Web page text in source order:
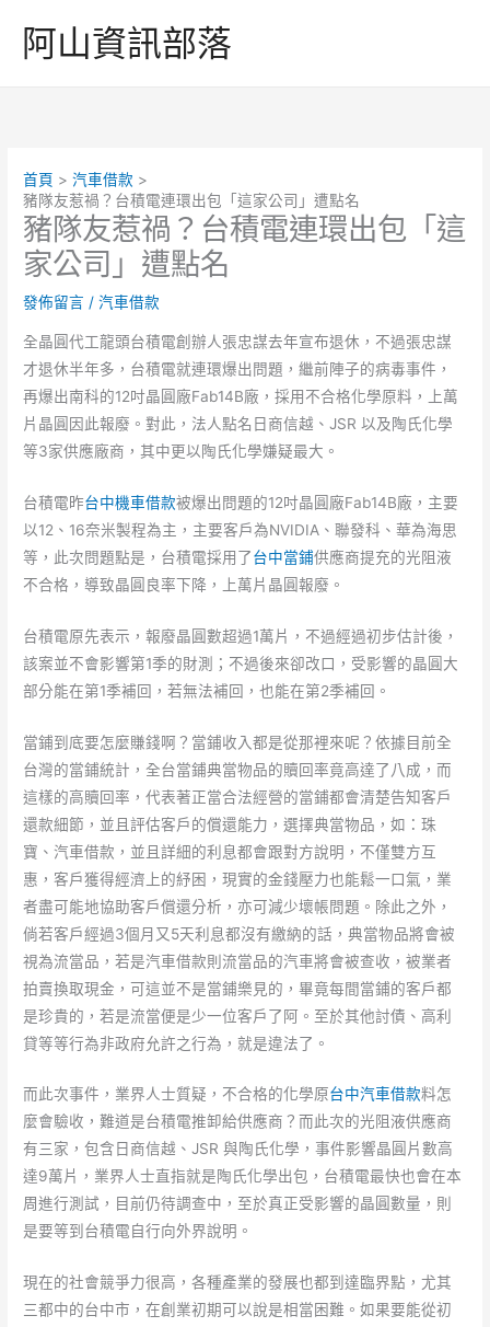
阿山資訊部落
首頁
汽車借款
豬隊友惹禍？台積電連環出包「這家公司」遭點名
豬隊友惹禍？台積電連環出包「這
家公司」遭點名
發佈留言 /汽車借款
全晶圓代工龍頭台積電創辦人張忠謀去年宣布退休，不過張忠謀
才退休半年多，台積電就連環爆出問題，繼前陣子的病毒事件，
再爆出南科的12吋晶圓廠Fab14B廠，採用不合格化學原料，上萬
片晶圓因此報廢。對此，法人點名日商信越、JSR 以及陶氏化學
等3家供應廠商，其中更以陶氏化學嫌疑最大。
台積電昨台中機車借款被爆出問題的12吋晶圓廠Fab14B廠，主要
以12、16奈米製程為主，主要客戶為NVIDIA、聯發科、華為海思
等，此次問題點是，台積電採用了台中當鋪供應商提充的光阻液
不合格，導致晶圓良率下降，上萬片晶圓報廢。
台積電原先表示，報廢晶圓數超過1萬片，不過經過初步估計後，
該案並不會影響第1季的財測；不過後來卻改口，受影響的晶圓大
部分能在第1季補回，若無法補回，也能在第2季補回。
當鋪到底要怎麼賺錢啊？當鋪收入都是從那裡來呢？依據目前全
台灣的當鋪統計，全台當鋪典當物品的贖回率竟高達了八成，而
這樣的高贖回率，代表著正當合法經營的當鋪都會清楚告知客戶
還款細節，並且評估客戶的償還能力，選擇典當物品，如：珠
寶、汽車借款，並且詳細的利息都會跟對方說明，不僅雙方互
惠，客戶獲得經濟上的紓困，現實的金錢壓力也能鬆一口氣，業
者盡可能地協助客戶償還分析，亦可減少壞帳問題。除此之外，
倘若客戶經過3個月又5天利息都沒有繳納的話，典當物品將會被
視為流當品，若是汽車借款則流當品的汽車將會被查收，被業者
拍賣換取現金，可這並不是當鋪樂見的，畢竟每間當鋪的客戶都
是珍貴的，若是流當便是少一位客戶了阿。至於其他討債、高利
貸等等行為非政府允許之行為，就是違法了。
而此次事件，業界人士質疑，不合格的化學原台中汽車借款料怎
麼會驗收，難道是台積電推卸給供應商？而此次的光阻液供應商
有三家，包含日商信越、JSR 與陶氏化學，事件影響晶圓片數高
達9萬片，業界人士直指就是陶氏化學出包，台積電最快也會在本
周進行測試，目前仍待調查中，至於真正受影響的晶圓數量，則
是要等到台積電自行向外界說明。
現在的社會競爭力很高，各種產業的發展也都到達臨界點，尤其
三都中的台中市，在創業初期可以說是相當困難。如果要能從初